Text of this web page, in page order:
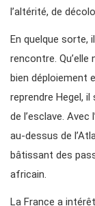
l’altérité, de
En quelque sorte,
rencontre.
bien déploiement
reprendre Hegel,
de l’esclave.
au-dessus de
bâtissant des
africain.
La France a